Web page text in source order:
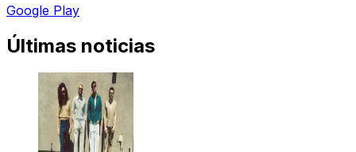
Google Play
Últimas noticias